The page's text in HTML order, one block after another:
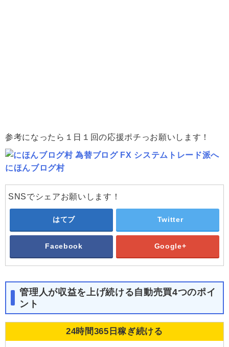
参考になったら１日１回の応援ポチっお願いします！
にほんブログ村
SNSでシェアお願いします！
はてブ Twitter
Facebook Google+
管理人が収益を上げ続ける自動売買4つのポイ
ント
24時間365日稼ぎ続ける